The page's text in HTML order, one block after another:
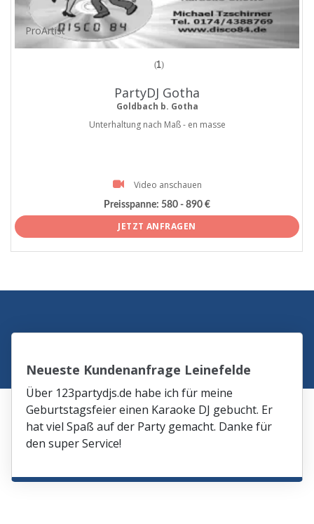
ProArtist
(1)
PartyDJ Gotha
Goldbach b. Gotha
Unterhaltung nach Maß - en masse
Video anschauen
Preisspanne: 580 - 890 €
JETZT ANFRAGEN
Neueste Kundenanfrage Leinefelde
Über 123partydjs.de habe ich für meine
Geburtstagsfeier einen Karaoke DJ gebucht. Er
hat viel Spaß auf der Party gemacht. Danke für
den super Service!